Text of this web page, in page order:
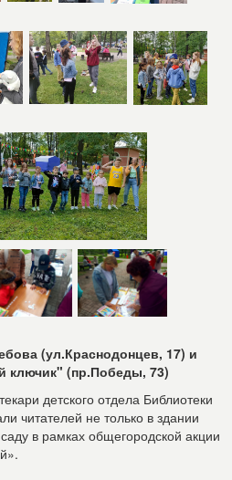
(ул.Краснодонцев, 17) и
ключик" (пр.Победы, 73)
детского отдела Библиотеки
читателей не только в здании
в рамках общегородской акции